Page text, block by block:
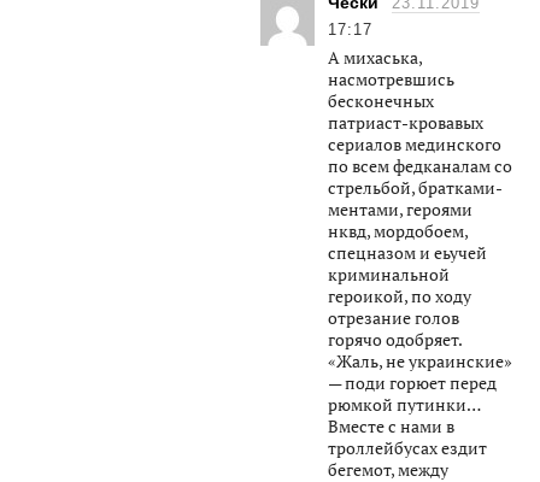
17:17
А михаська,
насмотревшись
бесконечных
патриаст-кровавых
сериалов мединского
по всем федканалам со
стрельбой, братками-
ментами, героями
нквд, мордобоем,
спецназом и еьучей
криминальной
героикой, по ходу
отрезание голов
горячо одобряет.
«Жаль, не украинские»
— поди горюет перед
рюмкой путинки…
Вместе с нами в
троллейбусах ездит
бегемот, между